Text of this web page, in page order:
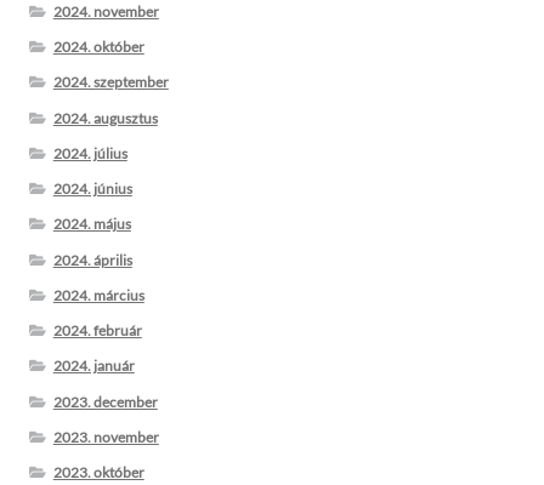
2024. november
2024. október
2024. szeptember
2024. augusztus
2024. július
2024. június
2024. május
2024. április
2024. március
2024. február
2024. január
2023. december
2023. november
2023. október